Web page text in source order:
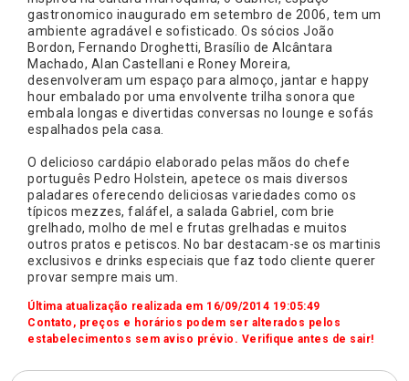
gastronomico inaugurado em setembro de 2006, tem um
ambiente agradável e sofisticado. Os sócios João
Bordon, Fernando Droghetti, Brasílio de Alcântara
Machado, Alan Castellani e Roney Moreira,
desenvolveram um espaço para almoço, jantar e happy
hour embalado por uma envolvente trilha sonora que
embala longas e divertidas conversas no lounge e sofás
espalhados pela casa.
O delicioso cardápio elaborado pelas mãos do chefe
português Pedro Holstein, apetece os mais diversos
paladares oferecendo deliciosas variedades como os
típicos mezzes, faláfel, a salada Gabriel, com brie
grelhado, molho de mel e frutas grelhadas e muitos
outros pratos e petiscos. No bar destacam-se os martinis
exclusivos e drinks especiais que faz todo cliente querer
provar sempre mais um.
Última atualização realizada em 16/09/2014 19:05:49
Contato, preços e horários podem ser alterados pelos
estabelecimentos sem aviso prévio. Verifique antes de sair!